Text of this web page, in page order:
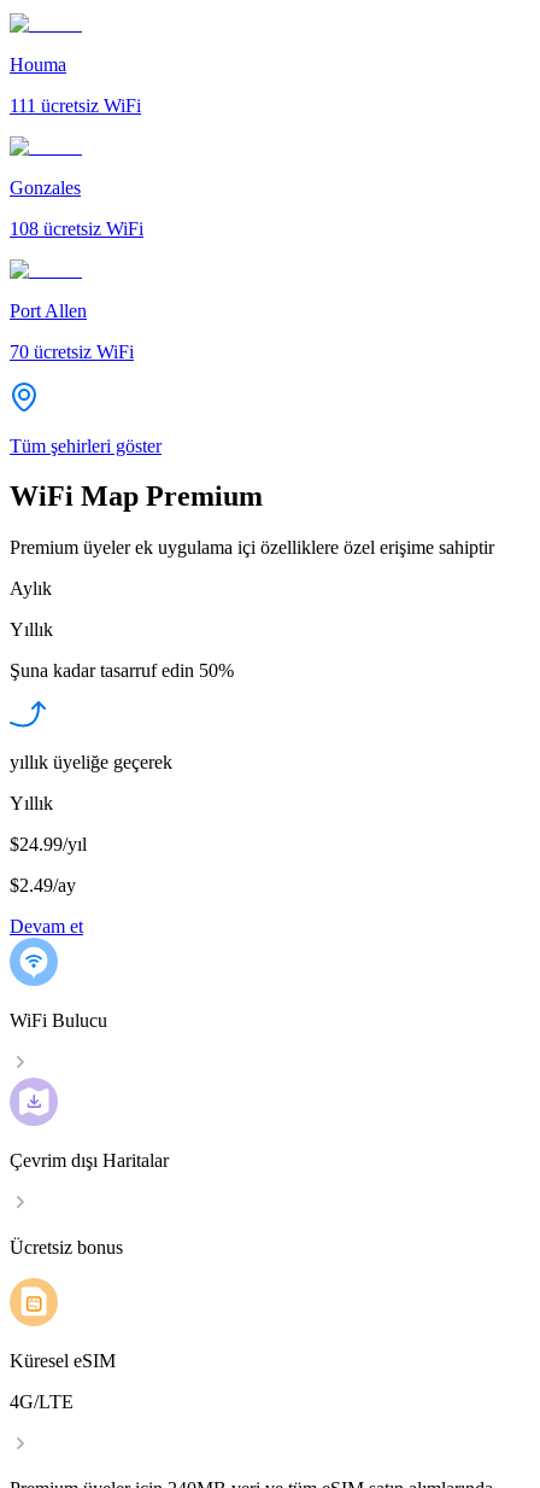
Houma
111 ücretsiz WiFi
Gonzales
108 ücretsiz WiFi
Port Allen
70 ücretsiz WiFi
Tüm şehirleri göster
WiFi Map Premium
Premium üyeler ek uygulama içi özelliklere özel erişime sahiptir
Aylık
Yıllık
Şuna kadar tasarruf edin 50%
yıllık üyeliğe geçerek
Yıllık
$24.99/yıl
$2.49/ay
Devam et
WiFi Bulucu
Çevrim dışı Haritalar
Ücretsiz bonus
Küresel eSIM
4G/LTE